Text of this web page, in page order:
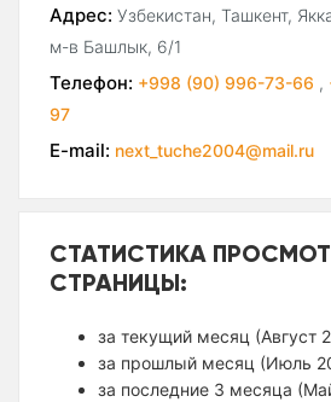
Адрес: Узбекистан, Ташкент,
м-в Башлык, 6/1
Телефон: +998 (90) 996-73-66 ,
97
E-mail: next_tuche2004@mail.ru
СТАТИСТИКА
СТРАНИЦЫ:
за текущий месяц (Август
за прошлый месяц (Июль
за последние 3 месяца